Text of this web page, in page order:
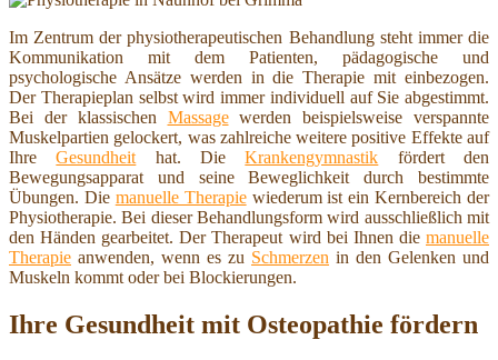
Im Zentrum der physiotherapeutischen Behandlung steht immer die
Kommunikation mit dem Patienten, pädagogische und
psychologische Ansätze werden in die Therapie mit einbezogen.
Der Therapieplan selbst wird immer individuell auf Sie abgestimmt.
Bei der klassischen Massagewerden beispielsweise verspannte
Muskelpartien gelockert, was zahlreiche weitere positive Effekte auf
IhreGesundheit hat. DieKrankengymnastik fördert den
Bewegungsapparat und seine Beweglichkeit durch bestimmte
Übungen. Die manuelle Therapiewiederum ist ein Kernbereich der
Physiotherapie. Bei dieser Behandlungsform wird ausschließlich mit
den Händen gearbeitet. Der Therapeut wird bei Ihnen die manuelle
Therapie anwenden, wenn es zu Schmerzen in den Gelenken und
Muskeln kommt oder bei Blockierungen.
Ihre Gesundheit mit Osteopathie fördern